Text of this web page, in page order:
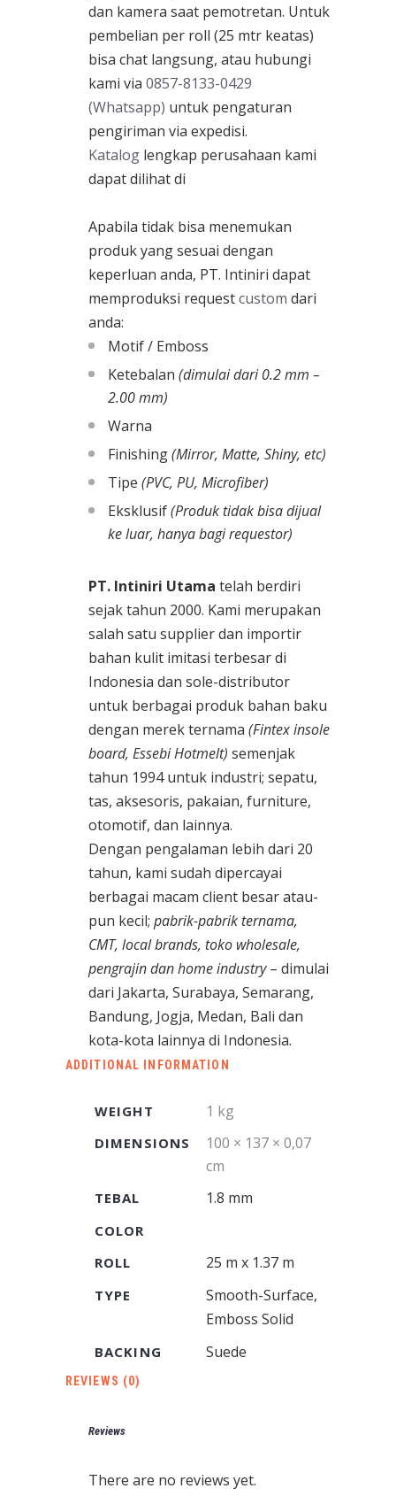
dan kamera saat pemotretan. Untuk
pembelian per roll (25 mtr keatas)
bisa chat langsung, atau hubungi
kami via 0857-8133-0429
(Whatsapp) untuk pengaturan
pengiriman via expedisi.
Katalog lengkap perusahaan kami
dapat dilihat di
Apabila tidak bisa menemukan
produk yang sesuai dengan
keperluan anda, PT. Intiniri dapat
memproduksi requestcustom dari
anda:
Motif / Emboss
Ketebalan (dimulai dari 0.2 mm –
2.00 mm)
Warna
Finishing(Mirror, Matte, Shiny, etc)
Tipe (PVC, PU, Microfiber)
Eksklusif(Produk tidak bisa dijual
ke luar, hanya bagi requestor)
PT. Intiniri Utama telah berdiri
sejak tahun 2000. Kami merupakan
salah satu supplier dan importir
bahan kulit imitasi terbesar di
Indonesia dan sole-distributor
untuk berbagai produk bahan baku
dengan merek ternama (Fintex insole
board, Essebi Hotmelt) semenjak
tahun 1994 untuk industri; sepatu,
tas, aksesoris, pakaian, furniture,
otomotif, dan lainnya.
Dengan pengalaman lebih dari 20
tahun, kami sudah dipercayai
berbagai macam client besar atau-
pun kecil; pabrik-pabrik ternama,
CMT, local brands, toko wholesale,
pengrajin dan home industry– dimulai
dari Jakarta, Surabaya, Semarang,
Bandung, Jogja, Medan, Bali dan
kota-kota lainnya di Indonesia.
ADDITIONAL INFORMATION
WEIGHT 1 kg
DIMENSIONS
100 × 137 × 0,07
cm
TEBAL 1.8 mm
COLOR
ROLL
25 m x 1.37 m
TYPE
Smooth-Surface,
Emboss Solid
BACKING Suede
REVIEWS (0)
Reviews
There are no reviews yet.